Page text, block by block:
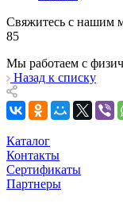
Свяжитесь с нашим
85
Мы работаем с
Назад к списку
Каталог
Контакты
Сертификаты
Партнеры